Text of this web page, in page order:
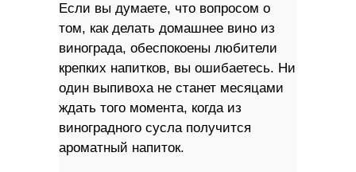
Если вы думаете, что вопросом о
том, как делать домашнее вино из
винограда, обеспокоены любители
крепких напитков, вы ошибаетесь. Ни
один выпивоха не станет месяцами
ждать того момента, когда из
виноградного сусла получится
ароматный напиток.